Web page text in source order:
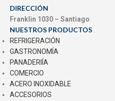
DIRECCIÓN
Franklin 1030 – Santiago
NUESTROS PRODUCTOS
REFRIGERACIÓN
GASTRONOMÍA
PANADERIÍA
COMERCIO
ACERO INOXIDABLE
ACCESORIOS